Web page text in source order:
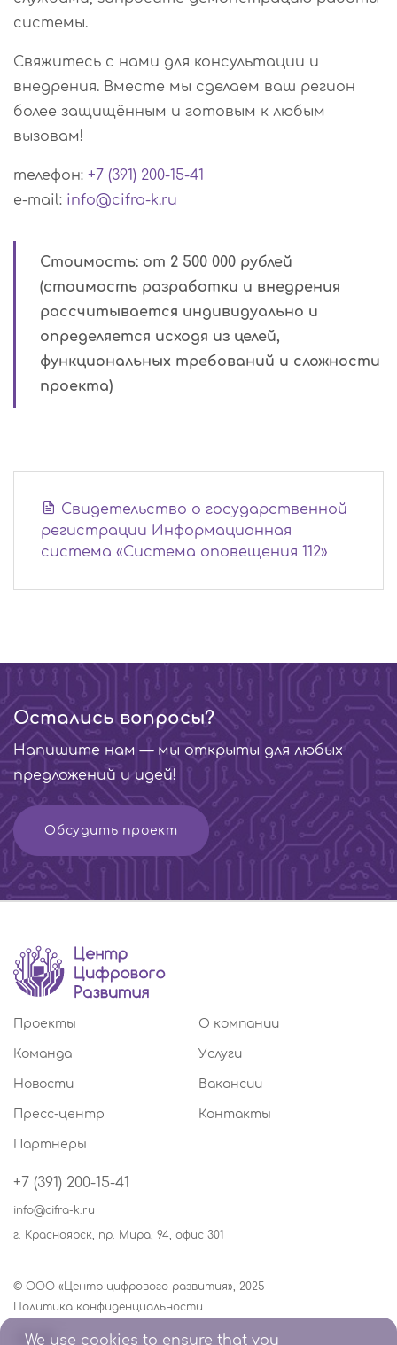
системы.
Свяжитесь с нами для консультации и
внедрения. Вместе мы сделаем ваш регион
более защищённым и готовым к любым
вызовам!
телефон: +7 (391) 200-15-41
e-mail: info@cifra-k.ru
Стоимость: от 2 500 000 рублей
(стоимость разработки и внедрения
рассчитывается индивидуально и
определяется исходя из целей,
функциональных требований и сложности
проекта)
Свидетельство о государственной
регистрации Информационная
система «Система оповещения 112»
Остались вопросы?
Напишите нам — мы открыты для любых
предложений и идей!
Обсудить проект
Проекты О компании
Команда Услуги
Новости Вакансии
Пресс-центр Контакты
Партнеры
+7 (391) 200-15-41
info@cifra-k.ru
г. Красноярск, пр. Мира, 94, офис 301
© ООО «Центр цифрового развития», 2025
Политика конфиденциальности
We use cookies to ensure that you